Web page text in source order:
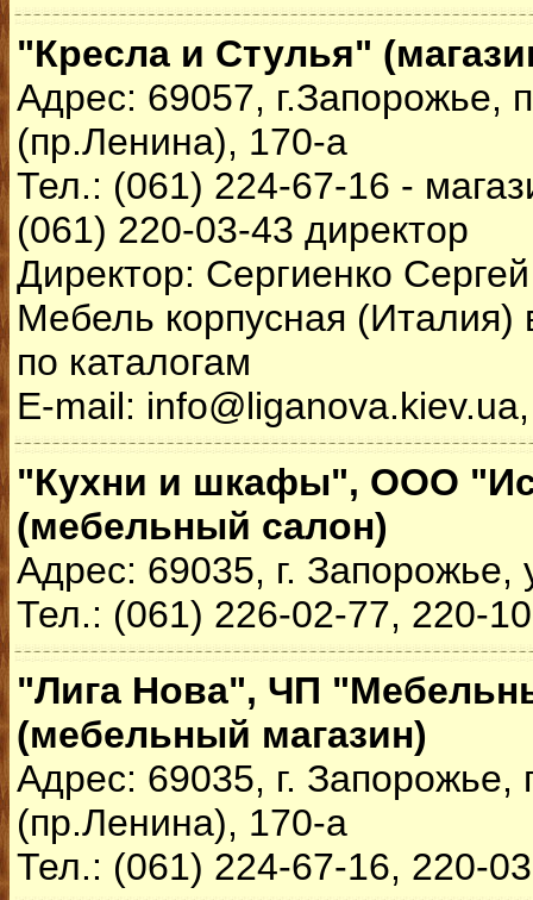
"Кресла и Стулья"
Адрес: 69057, г.Запорожье,
(пр.Ленина), 170-а
Тел.: (061) 224-67-16 -
(061) 220-03-43 директор
Директор: Сергиенко
Мебель корпусная (Италия)
по каталогам
E-mail:
"Кухни и шкафы", ООО
(мебельный салон)
Адрес: 69035, г. Запорожье,
Тел.: (061) 226-02-77, 220-
"Лига Нова", ЧП
(мебельный магазин)
Адрес: 69035, г.
(пр.Ленина), 170-а
Тел.: (061) 224-67-16, 220-